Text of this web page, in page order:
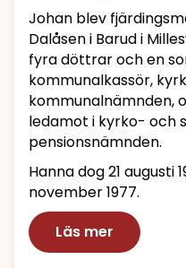
Johan blev
Dalåsen i Barud i
fyra döttrar och en
kommunalkassör,
kommunalnämnden,
ledamot i kyrko- och
pensionsnämnden.
Hanna dog 21 augusti
november 1977.
Läs mer